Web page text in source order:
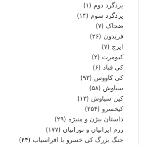
یزدگرد دوم (۱)
یزدگرد سوم (۱۴)
ضحاک (۷)
فریدون (۲۶)
ایرج (۷)
کیومرث (۲)
کی قباد (۶)
کی کاووس (۹۳)
سیاوش (۵۸)
کین سیاوش (۱۳)
کیخسرو (۲۵۴)
داستان بیژن و منیژه (۲۹)
رزم ایرانیان و تورانیان (۱۷۷)
جنگ بزرگ کی خسرو با افراسیاب (۴۴)